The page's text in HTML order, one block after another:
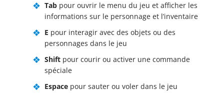
Tab pour ouvrir le menu du jeu et afficher les
informations sur le personnage et l’inventaire
E pour interagir avec des objets ou des
personnages dans le jeu
Shift pour courir ou activer une commande
spéciale
Espace pour sauter ou voler dans le jeu